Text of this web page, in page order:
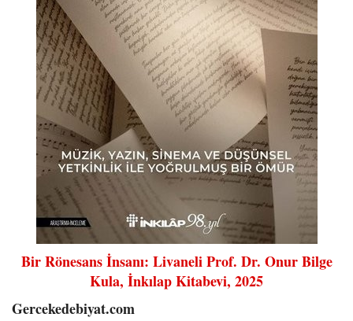
Bir Rönesans İnsanı: Livaneli Prof. Dr. Onur Bilge
Kula, İnkılap Kitabevi, 2025
Gercekedebiyat.com